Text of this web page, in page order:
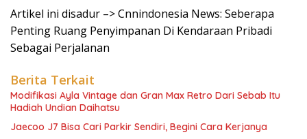
Artikel ini disadur –> Cnnindonesia News: Seberapa
Penting Ruang Penyimpanan Di Kendaraan Pribadi
Sebagai Perjalanan
Berita Terkait
Modifikasi Ayla Vintage dan Gran Max Retro Dari Sebab Itu
Hadiah Undian Daihatsu
Jaecoo J7 Bisa Cari Parkir Sendiri, Begini Cara Kerjanya